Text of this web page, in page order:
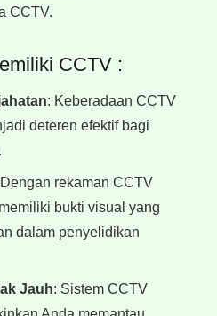
CCTV.
CCTV :
: Keberadaan CCTV
deteren efektif bagi
rekaman CCTV
bukti visual yang
dalam penyelidikan
Jauh: Sistem CCTV